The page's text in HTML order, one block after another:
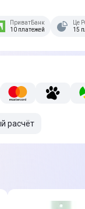
Скибочка.
ПриватБанк
10 платежей
Це
15
расчёт